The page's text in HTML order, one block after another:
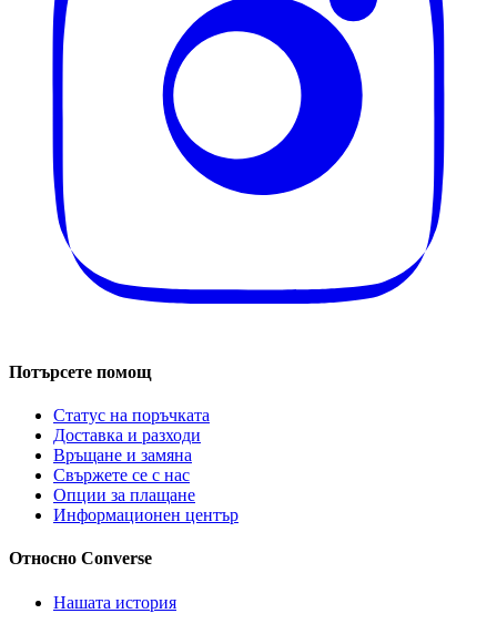
Потърсете помощ
Статус на поръчката
Доставка и разходи
Връщане и замяна
Свържете се с нас
Опции за плащане
Информационен център
Относно Converse
Нашата история